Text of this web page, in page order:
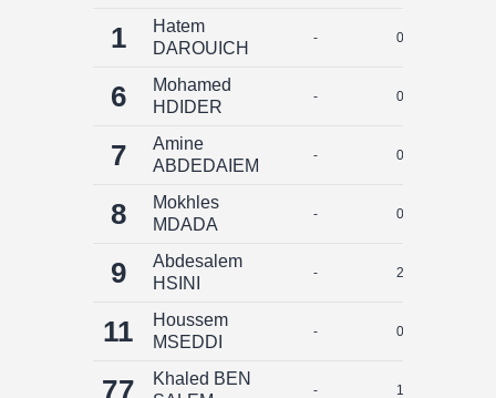
1
Hatem
DAROUICH
- 0
6
Mohamed
HDIDER
- 0
7
Amine
ABDEDAIEM
- 0
8
Mokhles
MDADA
- 0
9
Abdesalem
HSINI
- 2
11
Houssem
MSEDDI
- 0
77
Khaled BEN
- 1